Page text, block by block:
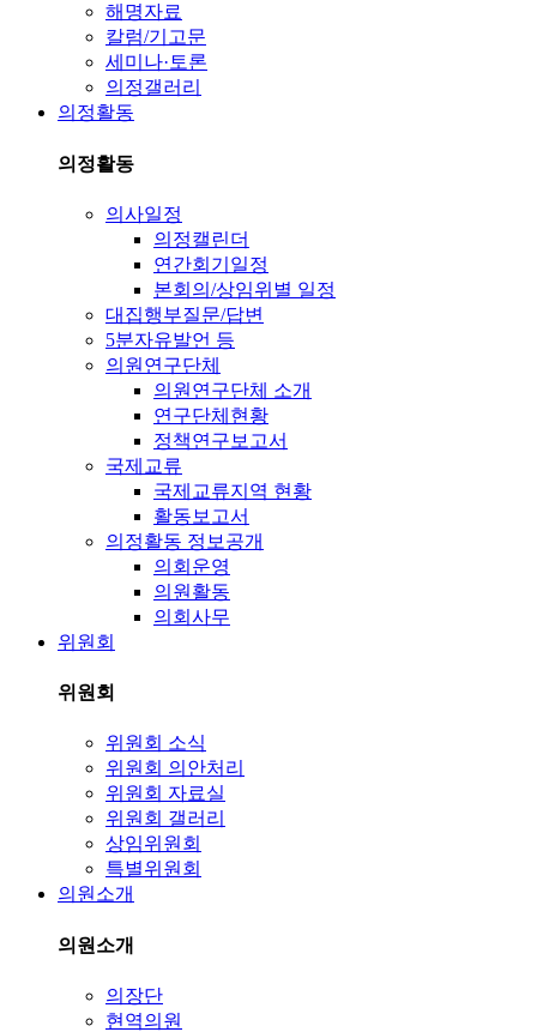
해명자료
칼럼/기고문
세미나·토론
의정갤러리
의정활동
의정활동
의사일정
의정캘린더
연간회기일정
본회의/상임위별 일정
대집행부질문/답변
5분자유발언 등
의원연구단체
의원연구단체 소개
연구단체현황
정책연구보고서
국제교류
국제교류지역 현황
활동보고서
의정활동 정보공개
의회운영
의원활동
의회사무
위원회
위원회
위원회 소식
위원회 의안처리
위원회 자료실
위원회 갤러리
상임위원회
특별위원회
의원소개
의원소개
의장단
현역의원